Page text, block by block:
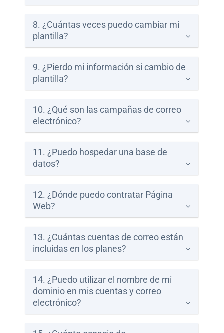
8. ¿Cuántas veces puedo cambiar mi
plantilla?
9. ¿Pierdo mi información si cambio de
plantilla?
10. ¿Qué son las campañas de correo
electrónico?
11. ¿Puedo hospedar una base de
datos?
12. ¿Dónde puedo contratar Página
Web?
13. ¿Cuántas cuentas de correo están
incluidas en los planes?
14. ¿Puedo utilizar el nombre de mi
dominio en mis cuentas y correo
electrónico?